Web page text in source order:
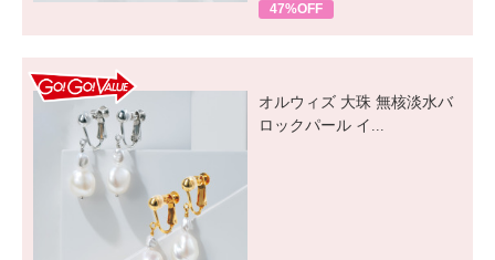
47%OFF
オルウィズ 大珠 無核淡水バ
ロックパール イ...